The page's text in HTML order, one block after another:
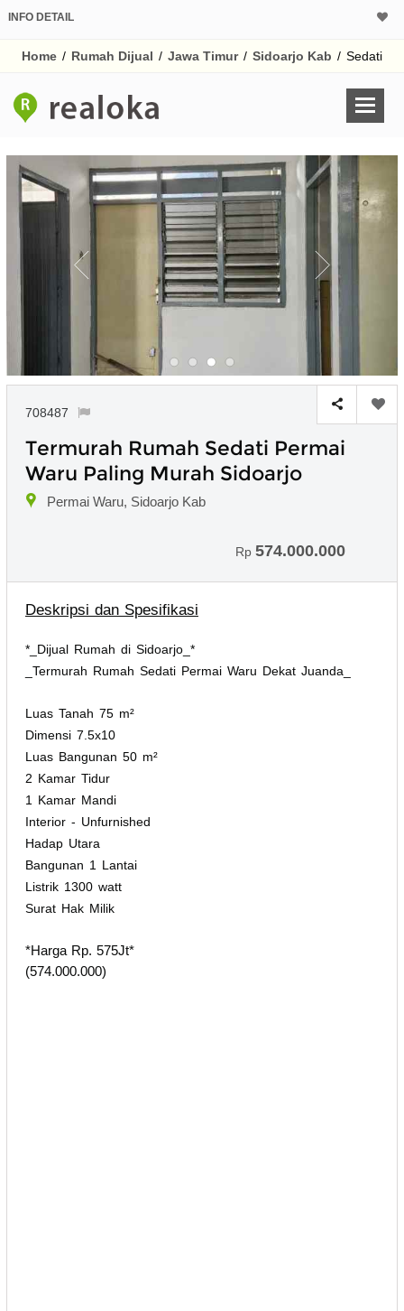
INFO DETAIL
Home / Rumah Dijual / Jawa Timur / Sidoarjo Kab / Sedati
708487
Termurah Rumah Sedati Permai
Waru Paling Murah Sidoarjo
Permai Waru, Sidoarjo Kab
Rp 574.000.000
Deskripsi dan Spesifikasi
*_Dijual Rumah di Sidoarjo_*
_Termurah Rumah Sedati Permai Waru Dekat Juanda_
Luas Tanah 75 m²
Dimensi 7.5x10
Luas Bangunan 50 m²
2 Kamar Tidur
1 Kamar Mandi
Interior - Unfurnished
Hadap Utara
Bangunan 1 Lantai
Listrik 1300 watt
Surat Hak Milik
*Harga Rp. 575Jt*
(574.000.000)
Harga Rp
Untuk hasil simulasi
pada kotak-